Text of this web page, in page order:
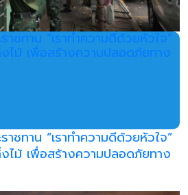
ชทาน “เราทำความดีด้วยหัวใจ”
ม้ เพื่อสร้างความปลอดภัยทาง
ชทาน “เราทำความดีด้วยหัวใจ”
ม้ เพื่อสร้างความปลอดภัยทาง